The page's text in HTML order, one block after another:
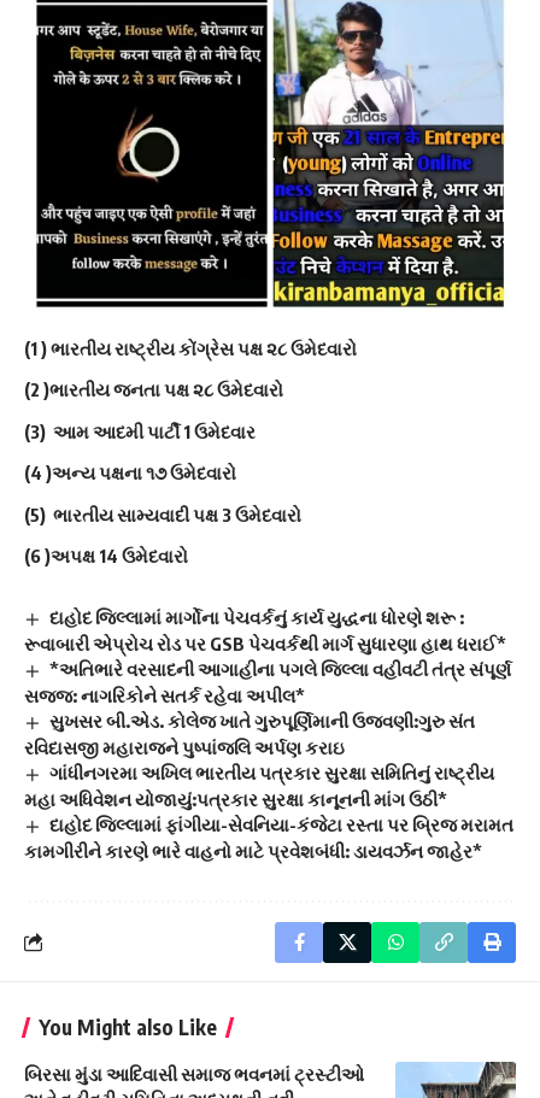
(1 ) ભારતીય રાષ્ટ્રીય કોંગ્રેસ પક્ષ ૨૮ ઉમેદવારો
(2 )ભારતીય જનતા પક્ષ ૨૮ ઉમેદવારો
(3) આમ આદમી પાર્ટી 1 ઉમેદવાર
(4 )અન્ય પક્ષના ૧૭ ઉમેદવારો
(5) ભારતીય સામ્યવાદી પક્ષ 3 ઉમેદવારો
(6 )અપક્ષ 14 ઉમેદવારો
દાહોદ જિલ્લામાં માર્ગોના પેચવર્કનું કાર્ય યુદ્ધના ધોરણે શરૂ :
રૂવાબારી એપ્રોચ રોડ પર GSB પેચવર્કથી માર્ગ સુધારણા હાથ ધરાઈ*
*અતિભારે વરસાદની આગાહીના પગલે જિલ્લા વહીવટી તંત્ર સંપૂર્ણ
સજ્જ: નાગરિકોને સતર્ક રહેવા અપીલ*
સુખસર બી.એડ. કોલેજ ખાતે ગુરુપૂર્ણિમાની ઉજવણી:ગુરુ સંત
રવિદાસજી મહારાજને પુષ્પાંજલિ અર્પણ કરાઇ
ગાંધીનગરમા અખિલ ભારતીય પત્રકાર સુરક્ષા સમિતિનું રાષ્ટ્રીય
મહા અધિવેશન યોજાયું:પત્રકાર સુરક્ષા કાનૂનની માંગ ઉઠી*
દાહોદ જિલ્લામાં ફાંગીયા-સેવનિયા-કંજેટા રસ્તા પર બ્રિજ મરામત
કામગીરીને કારણે ભારે વાહનો માટે પ્રવેશબંધી: ડાયવર્ઝન જાહેર*
You Might also Like
બિરસા મુંડા આદિવાસી સમાજ ભવનમાં ટ્રસ્ટીઓ